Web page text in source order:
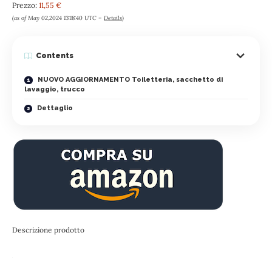
Prezzo: 11,55 €
(as of May 02,2024 13:18:40 UTC – Details)
Contents
NUOVO AGGIORNAMENTO Toiletteria, sacchetto di
lavaggio, trucco
Dettaglio
Descrizione prodotto